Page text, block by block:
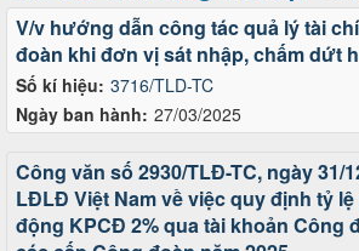
Số kí hiệu: 3716/TLD-TC
Ngày ban hành: 27/03/2025
V/v hướng dẫn công tác quả lý tài
đoàn khi đơn vị sát nhập, chấm dứt
Công văn số 2930/TLĐ-TC, ngày 31/
LĐLĐ Việt Nam về việc quy định tỷ
động KPCĐ 2% qua tài khoản Công